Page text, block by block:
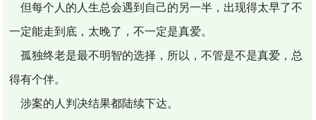
但每个人的人生总会遇到自己的另一半，出现得太早了不
一定能走到底，太晚了，不一定是真爱。
孤独终老是最不明智的选择，所以，不管是不是真爱，总
得有个伴。
涉案的人判决结果都陆续下达。